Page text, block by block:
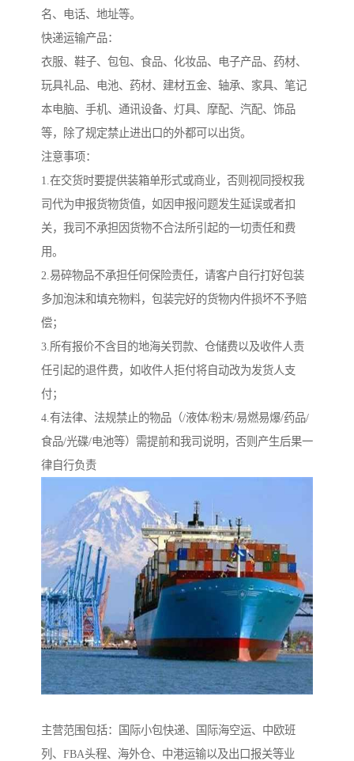
名、电话、地址等。
快递运输产品：
衣服、鞋子、包包、食品、化妆品、电子产品、药材、
玩具礼品、电池、药材、建材五金、轴承、家具、笔记
本电脑、手机、通讯设备、灯具、摩配、汽配、饰品
等，除了规定禁止进出口的外都可以出货。
注意事项：
1.在交货时要提供装箱单形式或商业，否则视同授权我
司代为申报货物货值，如因申报问题发生延误或者扣
关，我司不承担因货物不合法所引起的一切责任和费
用。
2.易碎物品不承担任何保险责任，请客户自行打好包装
多加泡沫和填充物料，包装完好的货物内件损坏不予赔
偿；
3.所有报价不含目的地海关罚款、仓储费以及收件人责
任引起的退件费，如收件人拒付将自动改为发货人支
付；
4.有法律、法规禁止的物品（/液体/粉末/易燃易爆/药品/
食品/光碟/电池等）需提前和我司说明，否则产生后果一
律自行负责
主营范围包括：国际小包快递、国际海空运、中欧班
列、FBA头程、海外仓、中港运输以及出口报关等业